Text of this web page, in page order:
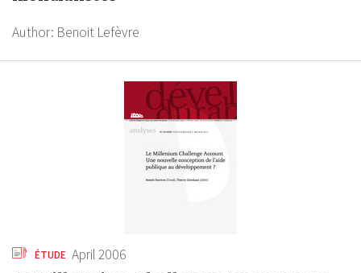
Author: Benoit Lefèvre
ÉTUDE April 2006